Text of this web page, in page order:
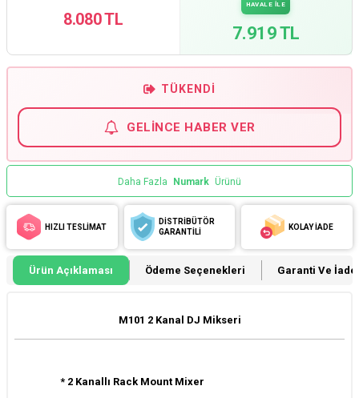
8.080 TL
HAVALE İLE
7.919 TL
TÜKENDI
GELINCE HABER VER
Daha Fazla Numark Ürünü
HIZLI TESLİMAT
DİSTRİBÜTÖR
GARANTİLİ
KOLAY İADE
Ürün Açıklaması Ödeme Seçenekleri Garanti Ve İade
M101 2 Kanal DJ Mikseri
* 2 Kanallı Rack Mount Mixer